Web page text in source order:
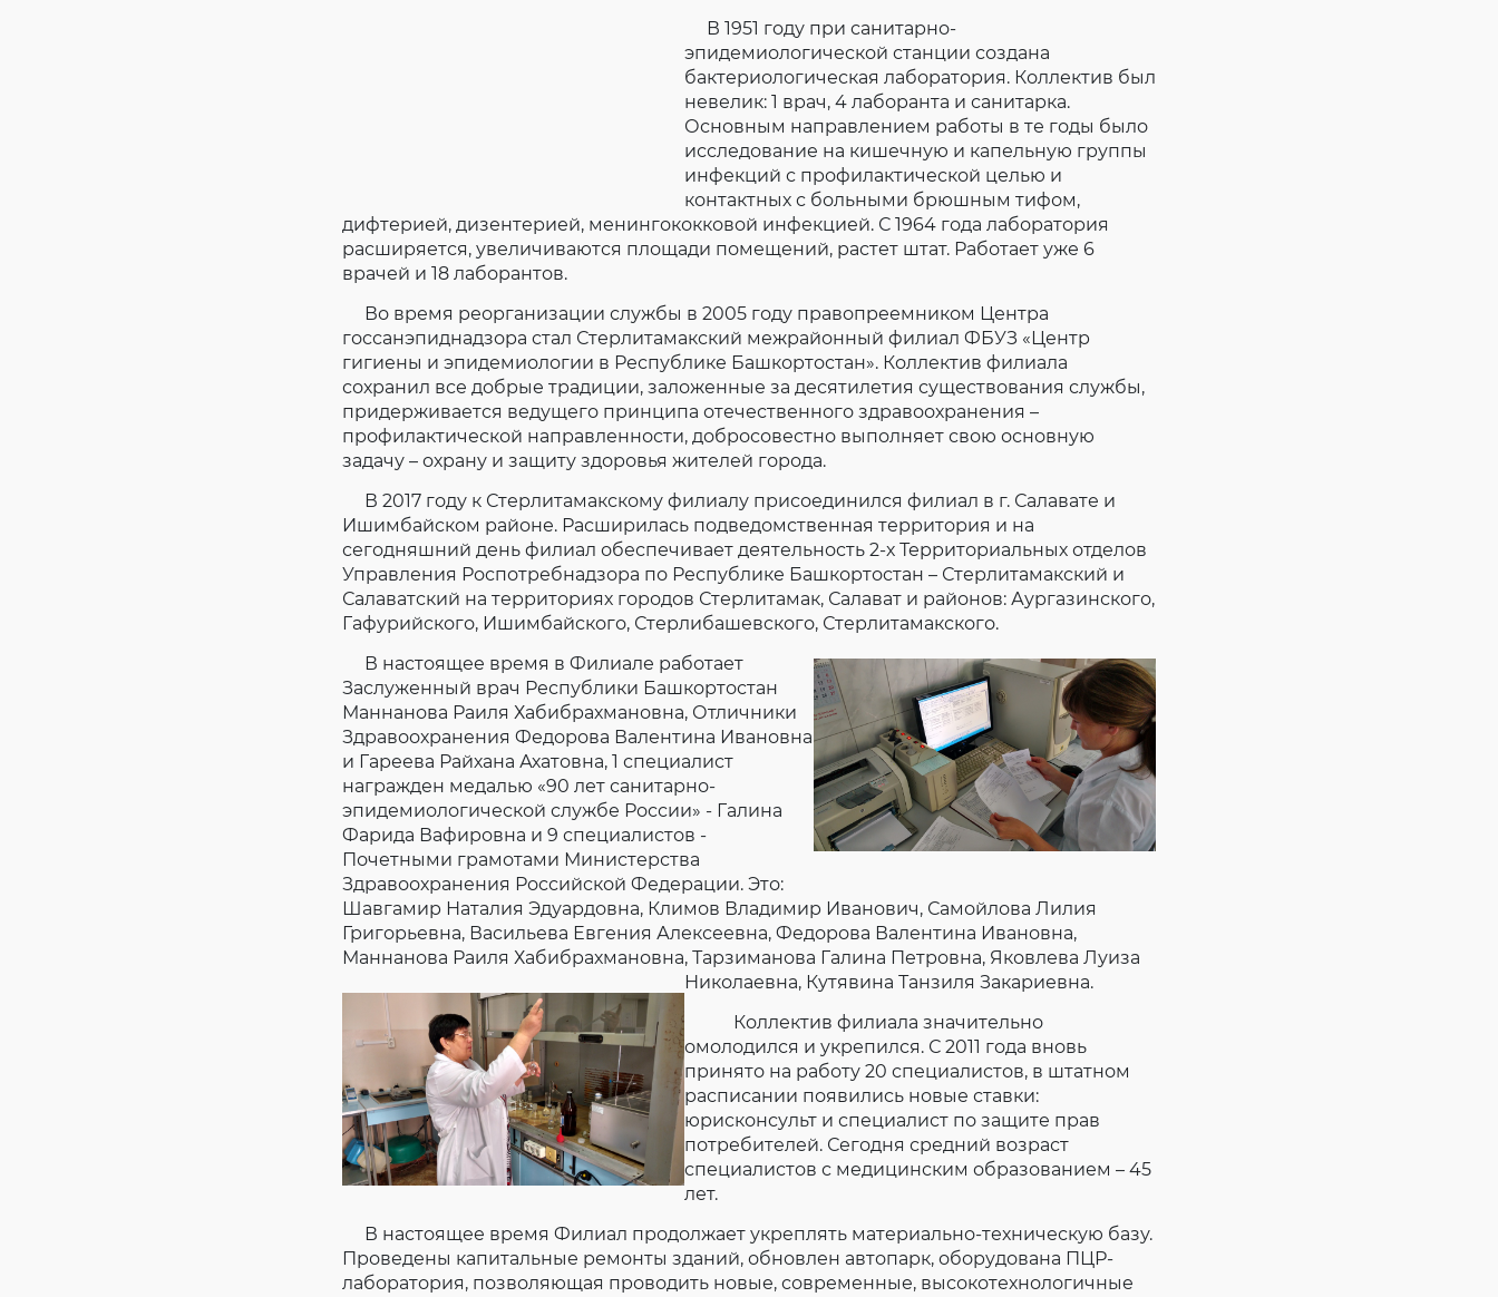
В 1951 году при санитарно-
эпидемиологической станции создана
бактериологическая лаборатория. Коллектив был
невелик: 1 врач, 4 лаборанта и санитарка.
Основным направлением работы в те годы было
исследование на кишечную и капельную группы
инфекций с профилактической целью и
контактных с больными брюшным тифом,
дифтерией, дизентерией, менингококковой инфекцией. С 1964 года лаборатория
расширяется, увеличиваются площади помещений, растет штат. Работает уже 6
врачей и 18 лаборантов.
Во время реорганизации службы в 2005 году правопреемником Центра
госсанэпиднадзора стал Стерлитамакский межрайонный филиал ФБУЗ «Центр
гигиены и эпидемиологии в Республике Башкортостан». Коллектив филиала
сохранил все добрые традиции, заложенные за десятилетия существования службы,
придерживается ведущего принципа отечественного здравоохранения –
профилактической направленности, добросовестно выполняет свою основную
задачу – охрану и защиту здоровья жителей города.
В 2017 году к Стерлитамакскому филиалу присоединился филиал в г. Салавате и
Ишимбайском районе. Расширилась подведомственная территория и на
сегодняшний день филиал обеспечивает деятельность 2-х Территориальных отделов
Управления Роспотребнадзора по Республике Башкортостан – Стерлитамакский и
Салаватский на территориях городов Стерлитамак, Салават и районов: Аургазинского,
Гафурийского, Ишимбайского, Стерлибашевского, Стерлитамакского.
В настоящее время в Филиале работает
Заслуженный врач Республики Башкортостан
Маннанова Раиля Хабибрахмановна, Отличники
Здравоохранения Федорова Валентина Ивановна
и Гареева Райхана Ахатовна, 1 специалист
награжден медалью «90 лет санитарно-
эпидемиологической службе России» - Галина
Фарида Вафировна и 9 специалистов -
Почетными грамотами Министерства
Здравоохранения Российской Федерации. Это:
Шавгамир Наталия Эдуардовна, Климов Владимир Иванович, Самойлова Лилия
Григорьевна, Васильева Евгения Алексеевна, Федорова Валентина Ивановна,
Маннанова Раиля Хабибрахмановна, Тарзиманова Галина Петровна, Яковлева Луиза
Николаевна, Кутявина Танзиля Закариевна.
Коллектив филиала значительно
омолодился и укрепился. С 2011 года вновь
принято на работу 20 специалистов, в штатном
расписании появились новые ставки:
юрисконсульт и специалист по защите прав
потребителей. Сегодня средний возраст
специалистов с медицинским образованием – 45
лет.
В настоящее время Филиал продолжает укреплять материально-техническую базу.
Проведены капитальные ремонты зданий, обновлен автопарк, оборудована ПЦР-
лаборатория, позволяющая проводить новые, современные, высокотехнологичные